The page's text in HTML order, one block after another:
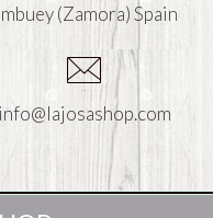
(Zamora) Spain
info@lajosashop.com